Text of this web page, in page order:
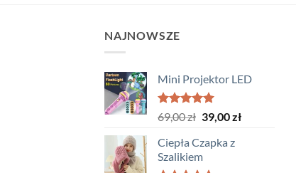
NAJNOWSZE
Mini Projektor LED
Oceniono
5.00
69,00zł Pierwotna
wynosiła:
69,00 zł.
39,00złAktualna
Ciepła Czapka z
Szalikiem